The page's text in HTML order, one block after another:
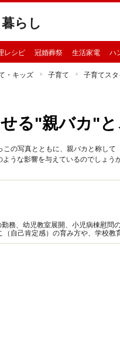
暮らし
レシピ 冠婚葬祭 生活家電 ハ
・キッズ 子育て 子育てス
る"親バカ"
の写真とともに、親バカと称し
うな影響を与えているのでしょ
務、幼児教室展開、小児病棟慰問
（自己肯定感）の育み方や、学校
研修、個別指導を中心に活動中。